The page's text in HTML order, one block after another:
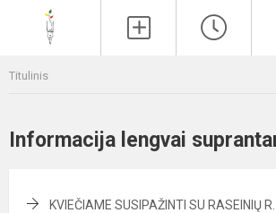
Titulinis
Informacija lengvai
KVIEČIAME SUSIPAŽINTI SU RASEINIŲ